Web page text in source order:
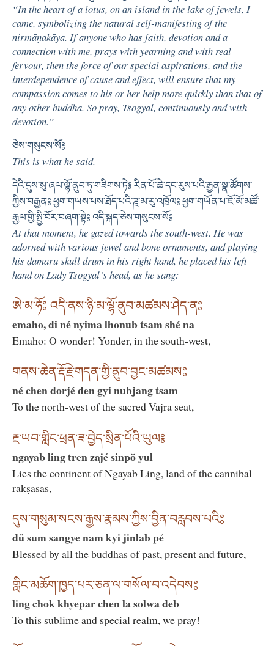
“In the heart of a lotus, on an island in the lake of jewels, I
came, symbolizing the natural self-manifesting of the
nirmāṇakāya. If anyone who has faith, devotion and a
connection with me, prays with yearning and with real
fervour, then the force of our special aspirations, and the
interdependence of cause and effect, will ensure that my
compassion comes to his or her help more quickly than that of
any other buddha. So pray, Tsogyal, continuously and with
devotion.”
ཅེས་གསུངས་སོ༔
This is what he said.
དེའི་དུས་སུ་ཞལ་ལྷོ་ནུབ་ཏུ་གཟིགས་ཏེ༔ རིན་པོ་ཆེ་དང་རུས་པའི་རྒྱན་སྣ་ཚོགས་
ཀྱིས་བརྒྱན༔ ཕྱག་གཡས་པས་ཐོད་པའི་ཌཱ་མ་རུ་འཁྲོལ༔ ཕྱག་གཡོན་པ་ཇོ་མོ་མཚོ་
རྒྱལ་གྱི་སྤྱི་བོར་བཞག་སྟེ༔ འདི་སྐད་ཅེས་གསུངས་སོ༔
At that moment, he gazed towards the south-west. He was
adorned with various jewel and bone ornaments, and playing
his ḍamaru skull drum in his right hand, he placed his left
hand on Lady Tsogyal’s head, as he sang:
ཨེ་མ་ཧོ༔ འདི་ནས་ཉི་མ་ལྷོ་ནུབ་མཚམས་ཤེད་ན༔
emaho, di né nyima lhonub tsam shé na
Emaho: O wonder! Yonder, in the south-west,
གནས་ཆེན་རྡོ་རྗེ་གདན་གྱི་ནུབ་བྱང་མཚམས༔
né chen dorjé den gyi nubjang tsam
To the north-west of the sacred Vajra seat,
རྔ་ཡབ་གླིང་ཕྲན་ཟ་བྱེད་སྲིན་པོའི་ཡུལ༔
ngayab ling tren zajé sinpö yul
Lies the continent of Ngayab Ling, land of the cannibal
rakṣasas,
དུས་གསུམ་སངས་རྒྱས་རྣམས་ཀྱིས་བྱིན་བརླབས་པའི༔
dü sum sangye nam kyi jinlab pé
Blessed by all the buddhas of past, present and future,
གླིང་མཆོག་ཁྱད་པར་ཅན་ལ་གསོལ་བ་འདེབས༔
ling chok khyepar chen la solwa deb
To this sublime and special realm, we pray!